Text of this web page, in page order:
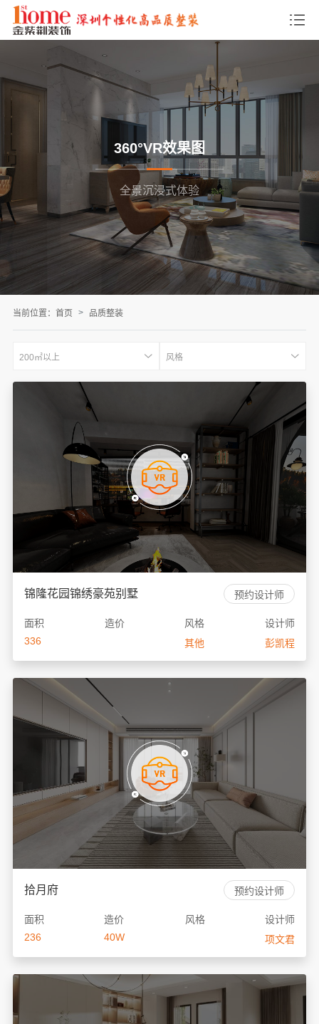
360°VR效果图
全景沉浸式体验
当前位置： 首页 品质整装
200㎡以上 风格
锦隆花园锦绣豪苑别墅 预约设计师
面积
336
造价
风格
其他
设计师
彭凯程
拾月府 预约设计师
面积
236
造价
40W
风格
设计师
项文君